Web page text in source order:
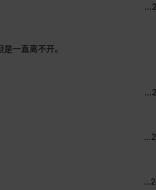
…
一直离不开。
…
…
…